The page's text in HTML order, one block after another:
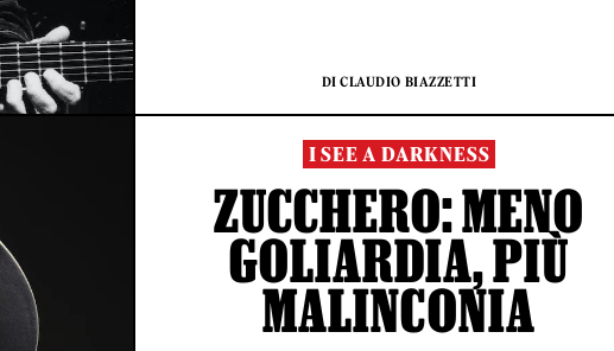
DI CLAUDIO BIAZZETTI
I SEE A DARKNESS
ZUCCHERO: MENO
GOLIARDIA, PIÙ
MALINCONIA